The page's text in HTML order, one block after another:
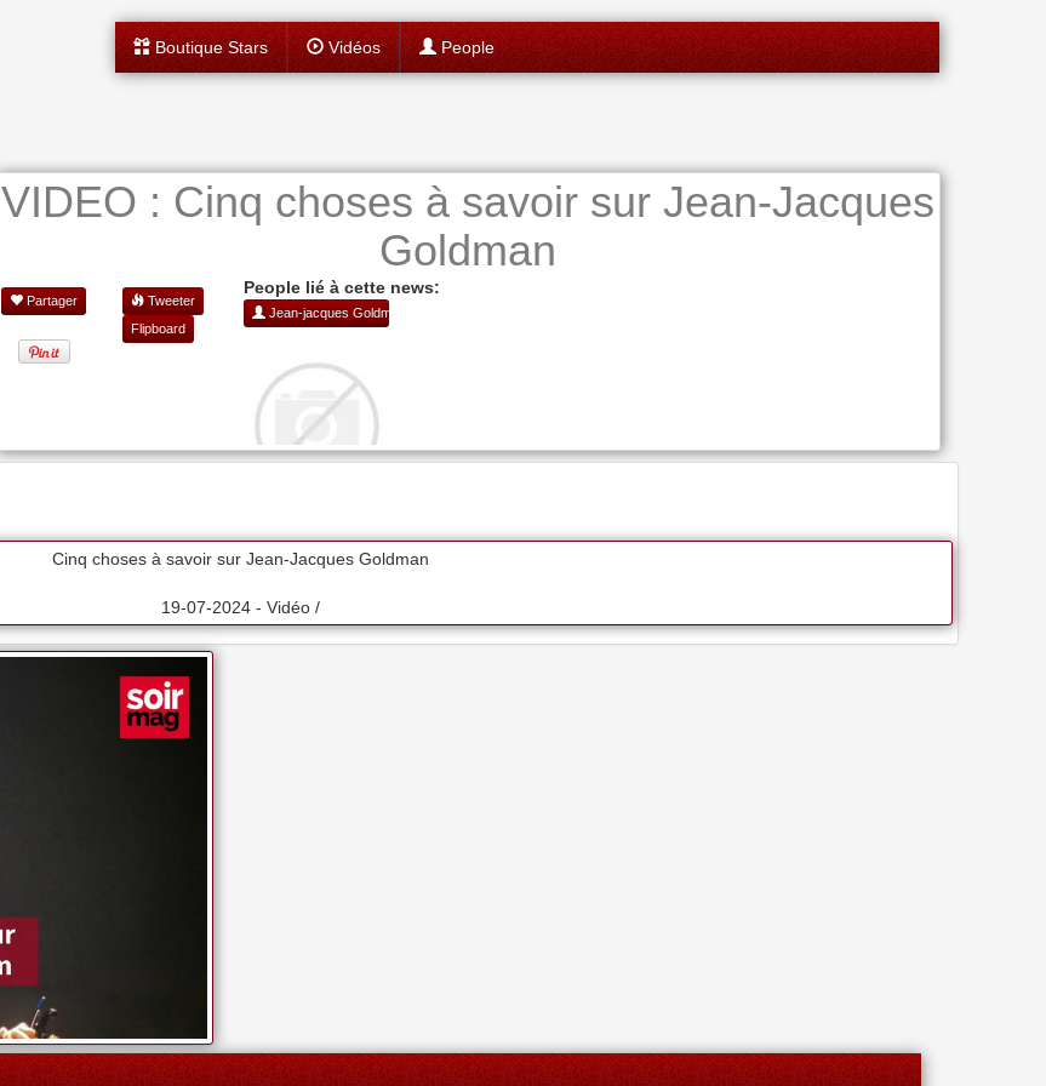
Boutique Stars Vidéos People
VIDEO : Cinq choses à savoir sur Jean-Jacques
Goldman
Partager
Tweeter
Flipboard
People lié à cette news:
Jean-jacques Goldman
Cinq choses à savoir sur Jean-Jacques Goldman
19-07-2024 - Vidéo /